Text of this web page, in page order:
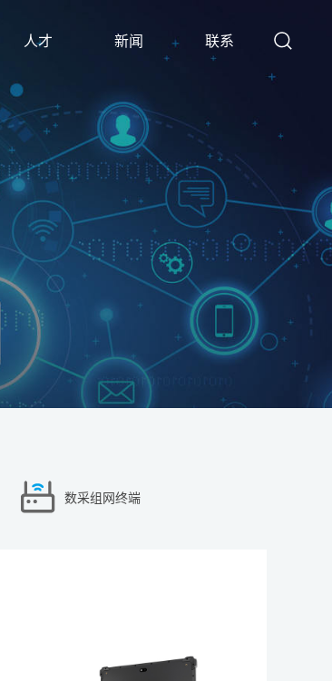
人才
新闻
联系
CONTACT
数采组网终端